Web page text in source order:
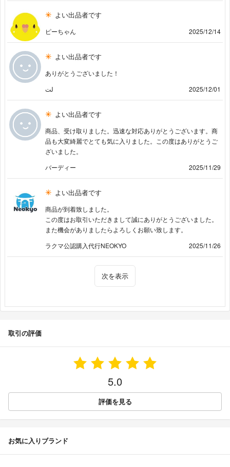
よい出品者です
ピーちゃん 2025/12/14
よい出品者です
ありがとうございました！
لت
2025/12/01
よい出品者です
商品、受け取りました。迅速な対応ありがとうございます。商
品も大変綺麗でとても気に入りました。この度はありがとうご
ざいました。
バーディー
2025/11/29
よい出品者です
商品が到着致しました。
この度はお取引いただきまして誠にありがとうございました。
また機会がありましたらよろしくお願い致します。
ラクマ公認購入代行NEOKYO
2025/11/26
次を表示
取引の評価
5.0
評価を見る
お気に入りブランド